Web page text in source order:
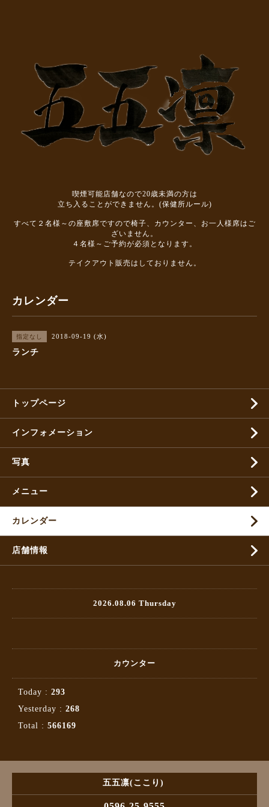
喫煙可能店舗なので20歳未満の方は
立ち入ることができません。(保健所ルール)
すべて２名様～の座敷席ですので椅子、カウンター、お一人様席はご
ざいません。
４名様～ご予約が必須となります。
テイクアウト販売はしておりません。
カレンダー
指定なし 2018-09-19 (水)
ランチ
トップページ
インフォメーション
写真
メニュー
カレンダー
店舗情報
2026.08.06 Thursday
カウンター
Today : 293
Yesterday : 268
Total : 566169
五五凛(ここり)